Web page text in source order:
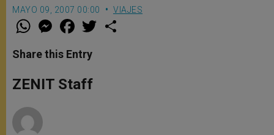
MAYO 09, 2007 00:00 VIAJES
W
t
s
p
p
M
e
s
e
g
e
F
a
e
b
o
k
w
Share this Entry
ZENIT Staff